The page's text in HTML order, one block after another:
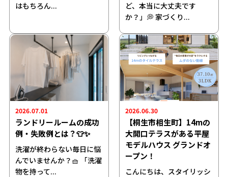
はもちろん...
ど、本当に大丈夫です
か？」💭 家づくり...
2026.07.01
ランドリールームの成功
例・失敗例とは？👕✨
洗濯が終わらない毎日に悩
んでいませんか？🧺 「洗濯
物を持って...
2026.06.30
【桐生市相生町】14mの
大開口テラスがある平屋
モデルハウス グランドオ
ープン！
こんにちは、スタイリッシ